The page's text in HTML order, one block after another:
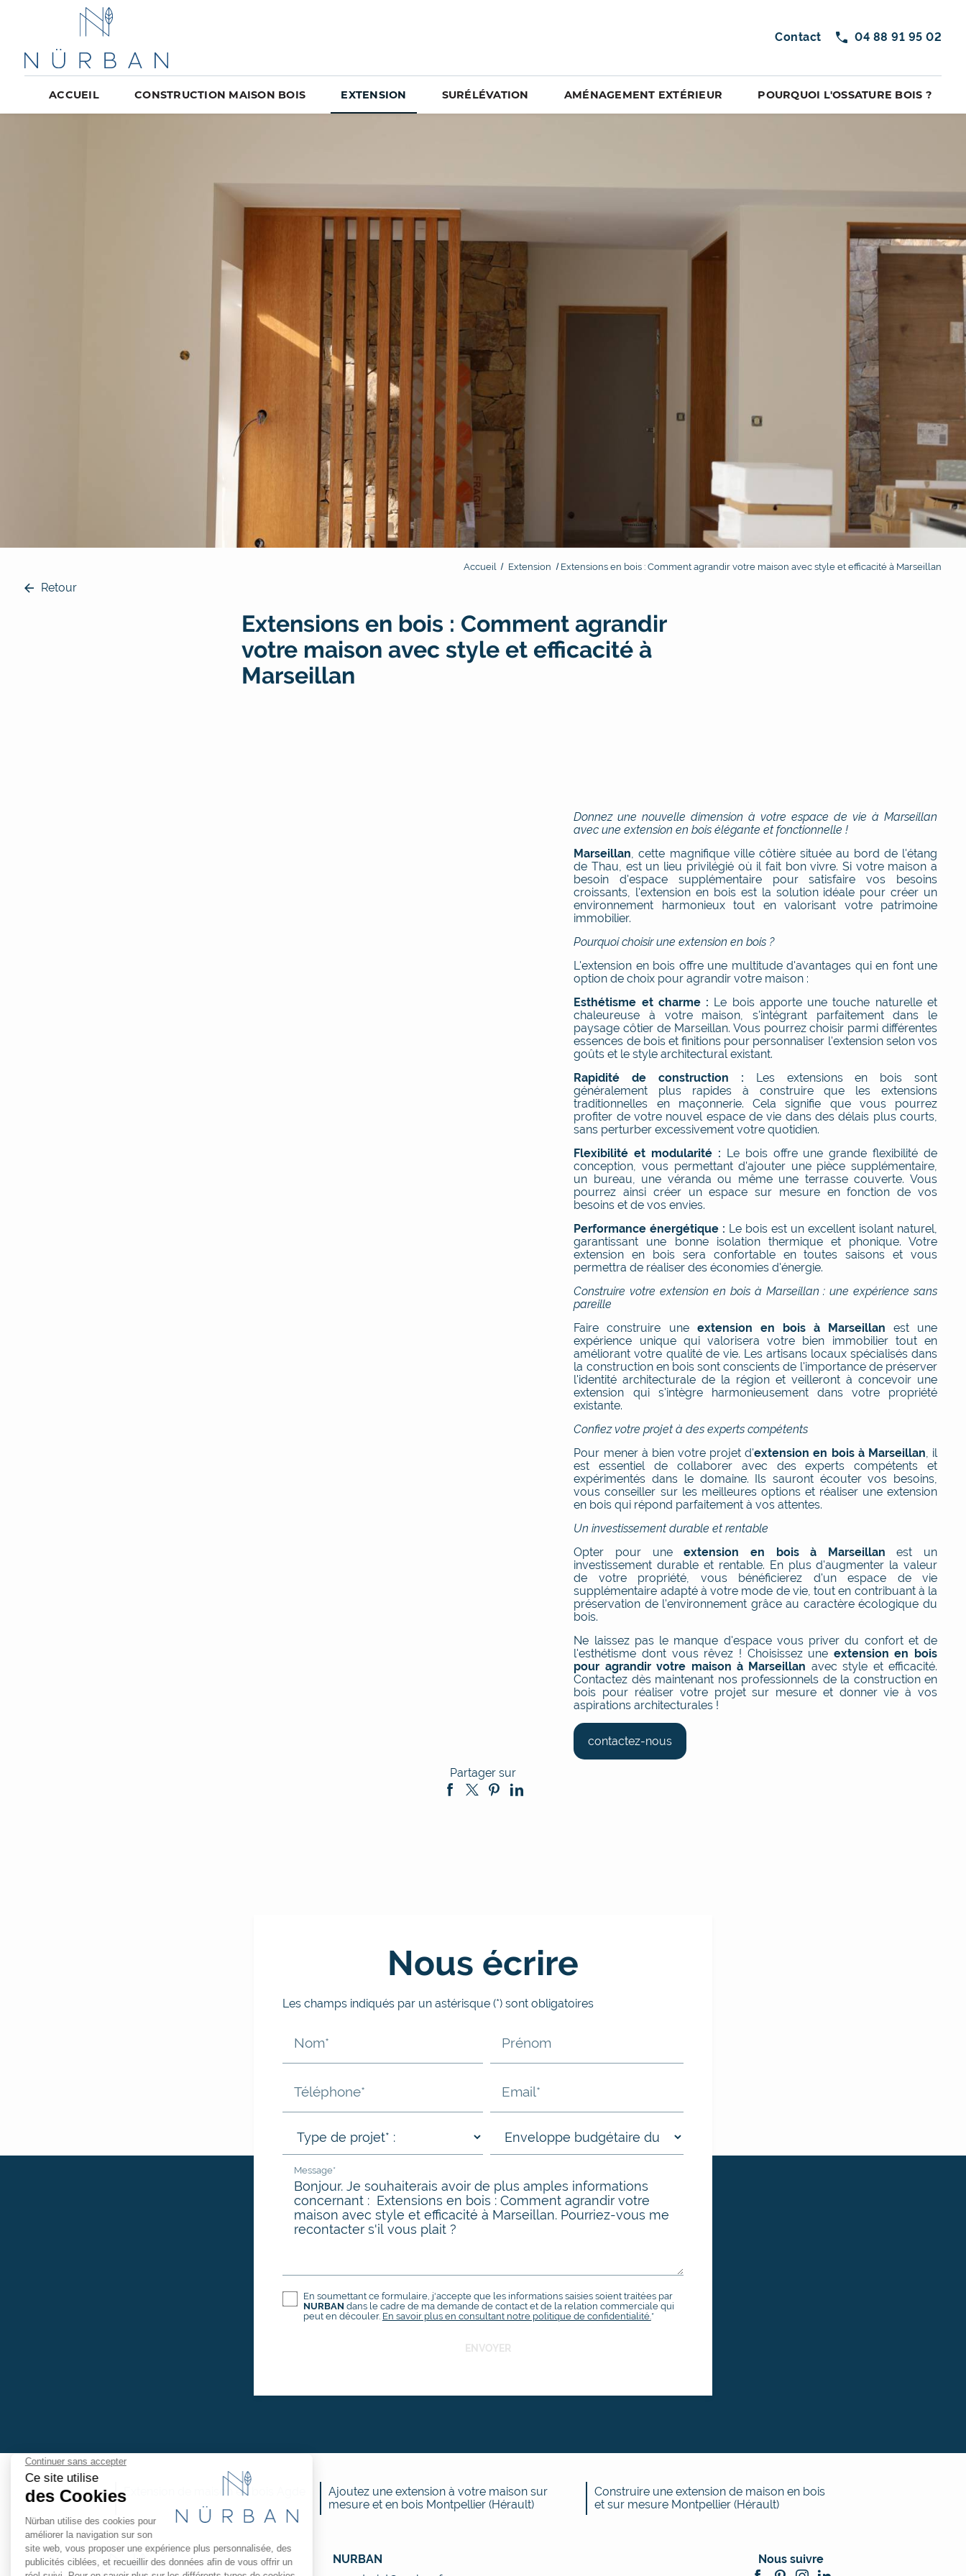
Contact 04 88 91 95 02
ACCUEIL CONSTRUCTION MAISON BOIS EXTENSION SURÉLÉVATION AMÉNAGEMENT EXTÉRIEUR POURQUOI L'OSSATURE BOIS ?
Accueil Extension Extensions en bois : Comment agrandir votre maison avec style et efficacité à Marseillan
Retour
Extensions en bois : Comment agrandir
votre maison avec style et efficacité à
Marseillan
Donnez une nouvelle dimension à votre espace de vie à Marseillan
avec une extension en bois élégante et fonctionnelle !
Marseillan, cette magnifique ville côtière située au bord de l'étang
de Thau, est un lieu privilégié où il fait bon vivre. Si votre maison a
besoin d'espace supplémentaire pour satisfaire vos besoins
croissants, l'extension en bois est la solution idéale pour créer un
environnement harmonieux tout en valorisant votre patrimoine
immobilier.
Pourquoi choisir une extension en bois ?
L'extension en bois offre une multitude d'avantages qui en font une
option de choix pour agrandir votre maison :
Esthétisme et charme : Le bois apporte une touche naturelle et
chaleureuse à votre maison, s'intégrant parfaitement dans le
paysage côtier de Marseillan. Vous pourrez choisir parmi différentes
essences de bois et finitions pour personnaliser l'extension selon vos
goûts et le style architectural existant.
Rapidité de construction : Les extensions en bois sont
généralement plus rapides à construire que les extensions
traditionnelles en maçonnerie. Cela signifie que vous pourrez
profiter de votre nouvel espace de vie dans des délais plus courts,
sans perturber excessivement votre quotidien.
Flexibilité et modularité : Le bois offre une grande flexibilité de
conception, vous permettant d'ajouter une pièce supplémentaire,
un bureau, une véranda ou même une terrasse couverte. Vous
pourrez ainsi créer un espace sur mesure en fonction de vos
besoins et de vos envies.
Performance énergétique : Le bois est un excellent isolant naturel,
garantissant une bonne isolation thermique et phonique. Votre
extension en bois sera confortable en toutes saisons et vous
permettra de réaliser des économies d'énergie.
Construire votre extension en bois à Marseillan : une expérience sans
pareille
Faire construire une extension en bois à Marseillan est une
expérience unique qui valorisera votre bien immobilier tout en
améliorant votre qualité de vie. Les artisans locaux spécialisés dans
la construction en bois sont conscients de l'importance de préserver
l'identité architecturale de la région et veilleront à concevoir une
extension qui s'intègre harmonieusement dans votre propriété
existante.
Confiez votre projet à des experts compétents
Pour mener à bien votre projet d'extension en bois à Marseillan, il
est essentiel de collaborer avec des experts compétents et
expérimentés dans le domaine. Ils sauront écouter vos besoins,
vous conseiller sur les meilleures options et réaliser une extension
en bois qui répond parfaitement à vos attentes.
Un investissement durable et rentable
Opter pour uneextension en bois à Marseillan est un
investissement durable et rentable. En plus d'augmenter la valeur
de votre propriété, vous bénéficierez d'un espace de vie
supplémentaire adapté à votre mode de vie, tout en contribuant à la
préservation de l'environnement grâce au caractère écologique du
bois.
Ne laissez pas le manque d'espace vous priver du confort et de
l'esthétisme dont vous rêvez ! Choisissez une extension en bois
pour agrandir votre maison à Marseillan avec style et efficacité.
Contactez dès maintenant nos professionnels de la construction en
bois pour réaliser votre projet sur mesure et donner vie à vos
aspirations architecturales !
contactez-nous
Partager sur
Nous écrire
Les champs indiqués par un astérisque (*) sont obligatoires
Nom* Prénom
Téléphone* Email*
Message*
En soumettant ce formulaire, j'accepte que les informations saisies soient traitées par
NURBAN dans le cadre de ma demande de contact et de la relation commerciale qui
peut en découler. En savoir plus en consultant notre politique de confidentialité.*
Extension de maison en bois Agde
Ajoutez une extension à votre maison sur
mesure et en bois Montpellier (Hérault)
Construire une extension de maison en bois
et sur mesure Montpellier (Hérault)
NURBAN
Nous suivre